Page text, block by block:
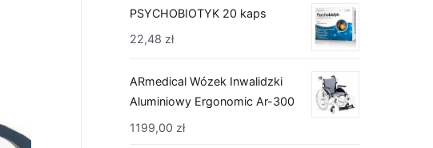
PSYCHOBIOTYK 20 kaps
22,48 zł
ARmedical Wózek Inwalidzki
Aluminiowy Ergonomic Ar-300
1199,00 zł